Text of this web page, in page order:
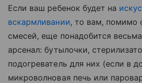
Если ваш ребенок будет на
вскармливании, то вам, помимо
смесей, еще понадобится
арсенал: бутылочки,
подогреватель для них (если в
микроволновая печь или